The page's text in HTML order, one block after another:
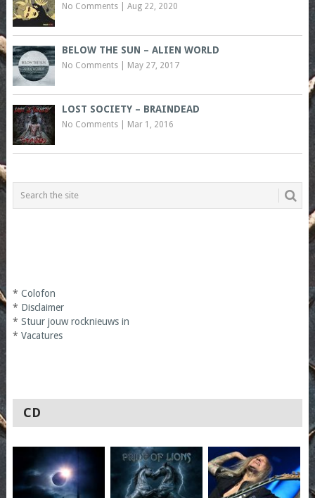
No Comments| Aug 22, 2020
BELOW THE SUN – ALIEN WORLD
No Comments| May 27, 2017
LOST SOCIETY – BRAINDEAD
No Comments| Mar 1, 2016
* Colofon
* Disclaimer
* Stuur jouw rocknieuws in
* Vacatures
CD